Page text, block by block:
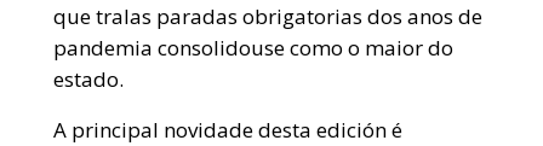
que tralas paradas obrigatorias dos anos de
pandemia consolidouse como o maior do
estado.
A principal novidade desta edición é